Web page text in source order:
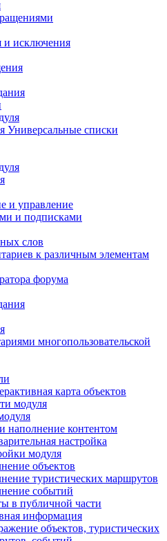
и исключения
Универсальные списки
и управление
и подписками
слов
к различным элементам
форума
многопользовательской
карта объектов
модуля
наполнение контентом
настройка
модуля
объектов
туристических маршрутов
событий
в публичной части
информация
объектов, туристических